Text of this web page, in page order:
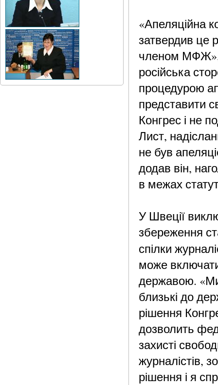
«Апеляційна
затвердив це
членом МФЖ»,
російська
процедурою
представити
Конгрес і не
Лист,
не був
додав він,
в межах
У Швеції
збереження
спілки
може включати
державою.
близькі до
рішення
дозволить
захисті
журналістів,
рішення і я